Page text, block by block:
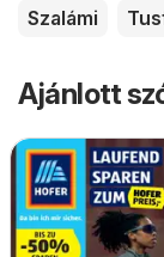
Szalámi
Ajánlott